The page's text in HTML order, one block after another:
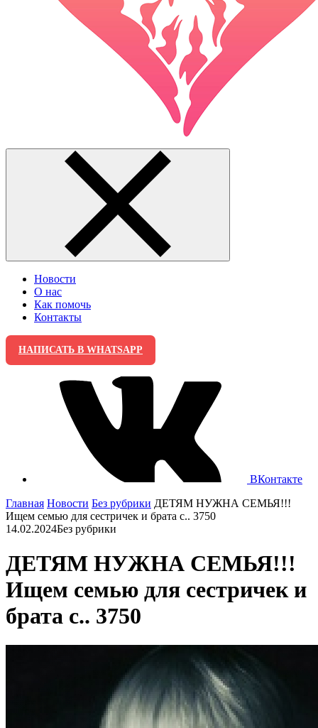
Новости
О нас
Как помочь
Контакты
НАПИСАТЬ В WHATSAPP
ВКонтакте
Главная Новости Без рубрики ДЕТЯМ НУЖНА СЕМЬЯ!!!
Ищем семью для сестричек и брата с.. 3750
14.02.2024Без рубрики
ДЕТЯМ НУЖНА СЕМЬЯ!!!
Ищем семью для сестричек и
брата с.. 3750